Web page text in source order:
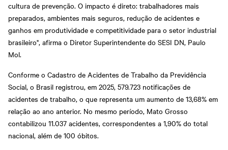
cultura de prevenção. O impacto é direto: trabalhadores mais
preparados, ambientes mais seguros, redução de acidentes e
ganhos em produtividade e competitividade para o setor industrial
brasileiro", afirma o Diretor Superintendente do SESI DN, Paulo
Mol.
Conforme o Cadastro de Acidentes de Trabalho da Previdência
Social, o Brasil registrou, em 2025, 579.723 notificações de
acidentes de trabalho, o que representa um aumento de 13,68% em
relação ao ano anterior. No mesmo período, Mato Grosso
contabilizou 11.037 acidentes, correspondentes a 1,90% do total
nacional, além de 100 óbitos.